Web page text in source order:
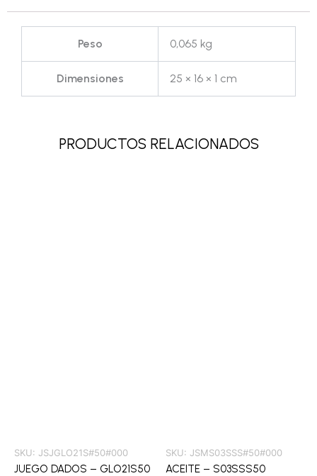
Peso 0,065 kg
Dimensiones 25 × 16 × 1 cm
PRODUCTOS RELACIONADOS
SKU: JSJGLO21S#50#000
JUEGO DADOS – GLO21S50
SKU: JSMS03SSS#50#000
ACEITE – S03SSS50